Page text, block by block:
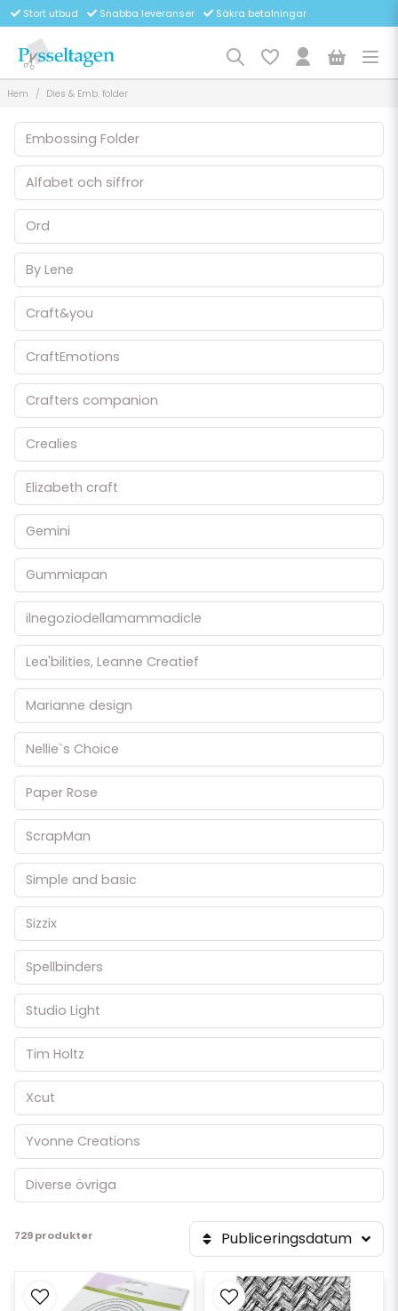
Stort utbud Snabba leveranser Säkra betalningar
Hem Dies & Emb. folder
Embossing Folder
Alfabet och siffror
Ord
By Lene
Craft&you
CraftEmotions
Crafters companion
Crealies
Elizabeth craft
Gemini
Gummiapan
ilnegoziodellamammadicle
Lea'bilities, Leanne Creatief
Marianne design
Nellie`s Choice
Paper Rose
ScrapMan
Simple and basic
Sizzix
Spellbinders
Studio Light
Tim Holtz
Xcut
Yvonne Creations
Diverse övriga
729 produkter Publiceringsdatum